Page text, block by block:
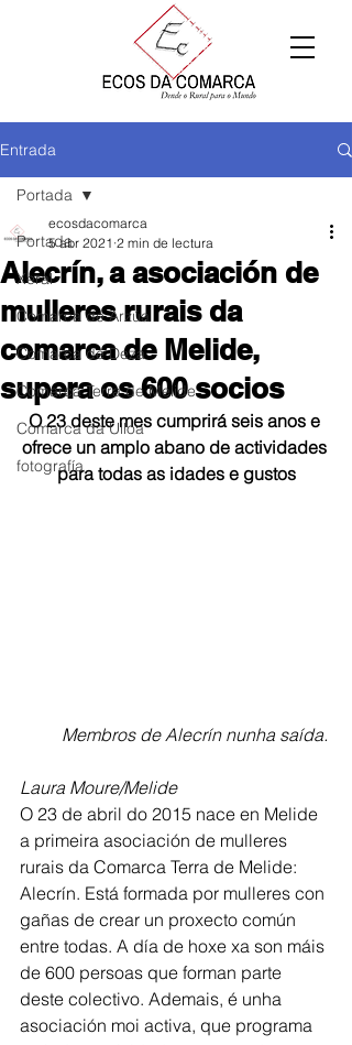
Entrada
Portada
Xeral
Comarca de Arzúa
Comarca de Deza
Comarca Terra de Melide
Comarca da Ulloa
fotografía
Portada
Alecrín, a asociación de
mulleres rurais da
comarca de Melide,
supera os 600 socios
ecosdacomarca
5 abr 2021 2 min de lectura
O 23 deste mes cumprirá seis anos e
ofrece un amplo abano de actividades
para todas as idades e gustos
Membros de Alecrín nunha saída.
Laura Moure/Melide
O 23 de abril do 2015 nace en Melide
a primeira asociación de mulleres
rurais da Comarca Terra de Melide:
Alecrín. Está formada por mulleres con
gañas de crear un proxecto común
entre todas. A día de hoxe xa son máis
de 600 persoas que forman parte
deste colectivo. Ademais, é unha
asociación moi activa, que programa